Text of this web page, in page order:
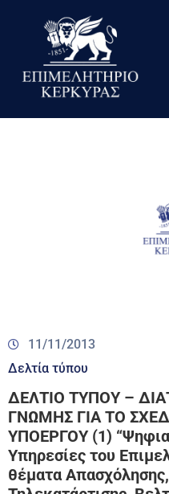
Το
Eπιμελητήριο
11/11/2013
Δελτία τύπου
ΔΕΛΤΙΟ ΤΥΠΟΥ –
ΓΝΩΜΗΣ ΓΙΑ ΤΟ
ΥΠΟΕΡΓΟΥ (1)
Υπηρεσίες του
θέματα